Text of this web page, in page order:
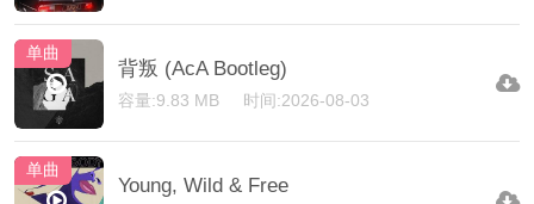
单曲
背叛 (AcA Bootleg)
容量:9.83 MB 时间:2026-08-03
单曲
Young, Wild & Free